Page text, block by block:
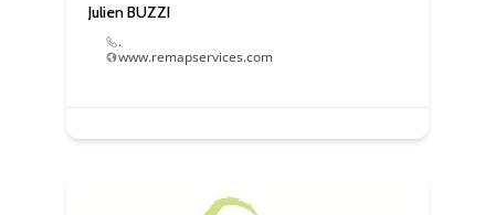
Julien BUZZI
.
www.remapservices.com